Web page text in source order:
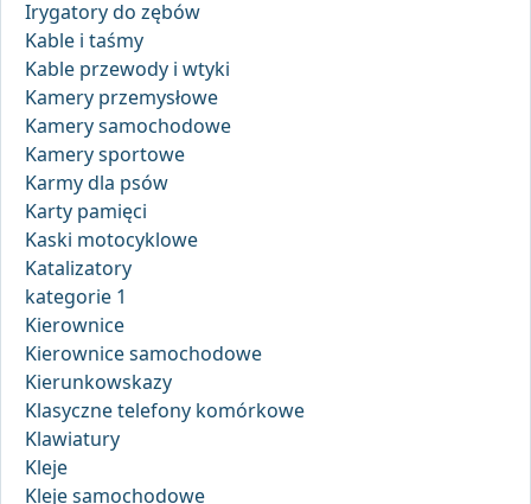
Irygatory do zębów
Kable i taśmy
Kable przewody i wtyki
Kamery przemysłowe
Kamery samochodowe
Kamery sportowe
Karmy dla psów
Karty pamięci
Kaski motocyklowe
Katalizatory
kategorie 1
Kierownice
Kierownice samochodowe
Kierunkowskazy
Klasyczne telefony komórkowe
Klawiatury
Kleje
Kleje samochodowe